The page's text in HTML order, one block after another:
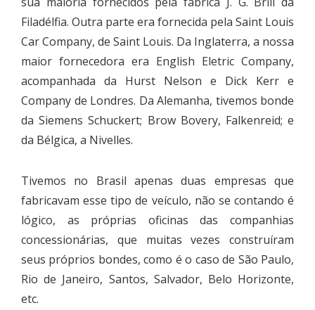
Filadélfia. Outra parte era fornecida pela Saint Louis
Car Company, de Saint Louis. Da Inglaterra, a nossa
maior fornecedora era English Eletric Company,
acompanhada da Hurst Nelson e Dick Kerr e
Company de Londres. Da Alemanha, tivemos bonde
da Siemens Schuckert; Brow Bovery, Falkenreid; e
da Bélgica, a Nivelles.
Tivemos no Brasil apenas duas empresas que
fabricavam esse tipo de veículo, não se contando é
lógico, as próprias oficinas das companhias
concessionárias, que muitas vezes construíram
seus próprios bondes, como é o caso de São Paulo,
Rio de Janeiro, Santos, Salvador, Belo Horizonte,
etc.